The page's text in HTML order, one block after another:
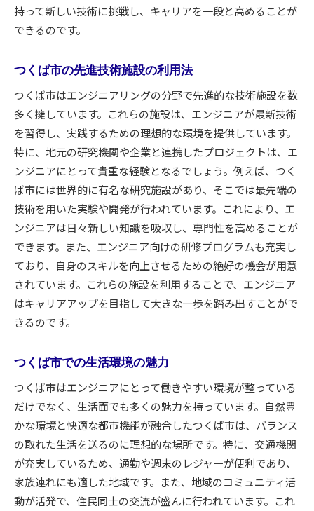
持って新しい技術に挑戦し、キャリアを一段と高めることが
できるのです。
つくば市の先進技術施設の利用法
つくば市はエンジニアリングの分野で先進的な技術施設を数
多く擁しています。これらの施設は、エンジニアが最新技術
を習得し、実践するための理想的な環境を提供しています。
特に、地元の研究機関や企業と連携したプロジェクトは、エ
ンジニアにとって貴重な経験となるでしょう。例えば、つく
ば市には世界的に有名な研究施設があり、そこでは最先端の
技術を用いた実験や開発が行われています。これにより、エ
ンジニアは日々新しい知識を吸収し、専門性を高めることが
できます。また、エンジニア向けの研修プログラムも充実し
ており、自身のスキルを向上させるための絶好の機会が用意
されています。これらの施設を利用することで、エンジニア
はキャリアアップを目指して大きな一歩を踏み出すことがで
きるのです。
つくば市での生活環境の魅力
つくば市はエンジニアにとって働きやすい環境が整っている
だけでなく、生活面でも多くの魅力を持っています。自然豊
かな環境と快適な都市機能が融合したつくば市は、バランス
の取れた生活を送るのに理想的な場所です。特に、交通機関
が充実しているため、通勤や週末のレジャーが便利であり、
家族連れにも適した地域です。また、地域のコミュニティ活
動が活発で、住民同士の交流が盛んに行われています。これ